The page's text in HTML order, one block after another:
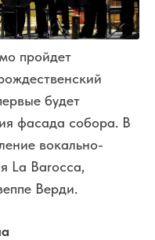
пройдет
будет
фасада собора. В
вокально-
La Barocca,
Верди.